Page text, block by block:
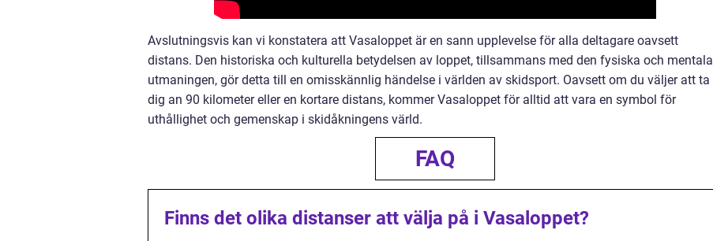
Avslutningsvis kan vi konstatera att Vasaloppet är en sann upplevelse för alla deltagare oavsett
distans. Den historiska och kulturella betydelsen av loppet, tillsammans med den fysiska och mentala
utmaningen, gör detta till en omisskännlig händelse i världen av skidsport. Oavsett om du väljer att ta
dig an 90 kilometer eller en kortare distans, kommer Vasaloppet för alltid att vara en symbol för
uthållighet och gemenskap i skidåkningens värld.
FAQ
Finns det olika distanser att välja på i Vasaloppet?